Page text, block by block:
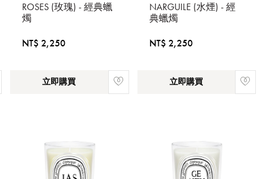
ROSES (玫瑰) - 經典蠟
燭
NT$ 2,250
立即購買
NARGUILE (水煙) - 經
典蠟燭
NT$ 2,250
立即購買